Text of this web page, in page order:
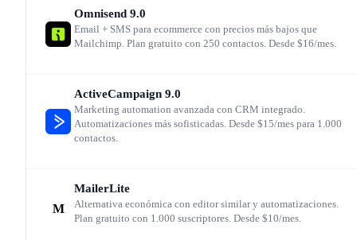
es más intuitivo, tiene más plantillas, y funciona bien
negocios que no son ecommerce puro.
El ecosistema de 300+ integraciones
Donde Mailchimp brilla es en conectividad. Con más de
cualquier herramienta del stack de marketing: CRMs,
plataformas de ecommerce, herramientas de diseño,
Omnisend 9.0
Email + SMS para ecommerce con precios más bajos que
Mailchimp. Plan gratuito con 250 contactos. Desde $16/mes.
ActiveCampaign 9.0
Marketing automation avanzada con CRM integrado.
Automatizaciones más sofisticadas. Desde $15/mes para 1.000
contactos.
M
MailerLite
Alternativa económica con editor similar y automatizaciones.
Plan gratuito con 1.000 suscriptores. Desde $10/mes.